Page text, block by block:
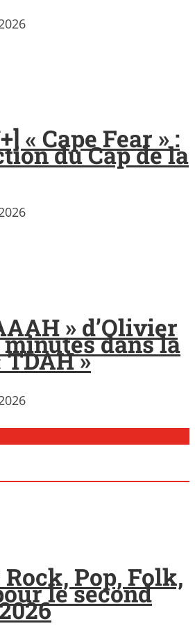
« Cape Fear » :
du Cap de la
» d’Olivier
minutes dans la
TDAH »
Pop, Folk,
le second